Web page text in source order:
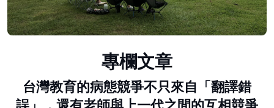
專欄文章
台灣教育的病態競爭不只來自「翻譯錯